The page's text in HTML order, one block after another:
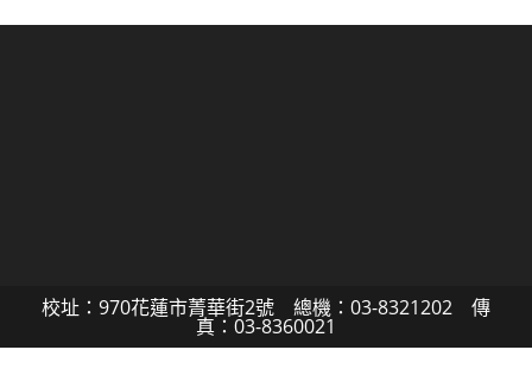
校址：970花蓮市菁華街2號 總機：03-8321202 傳
真：03-8360021